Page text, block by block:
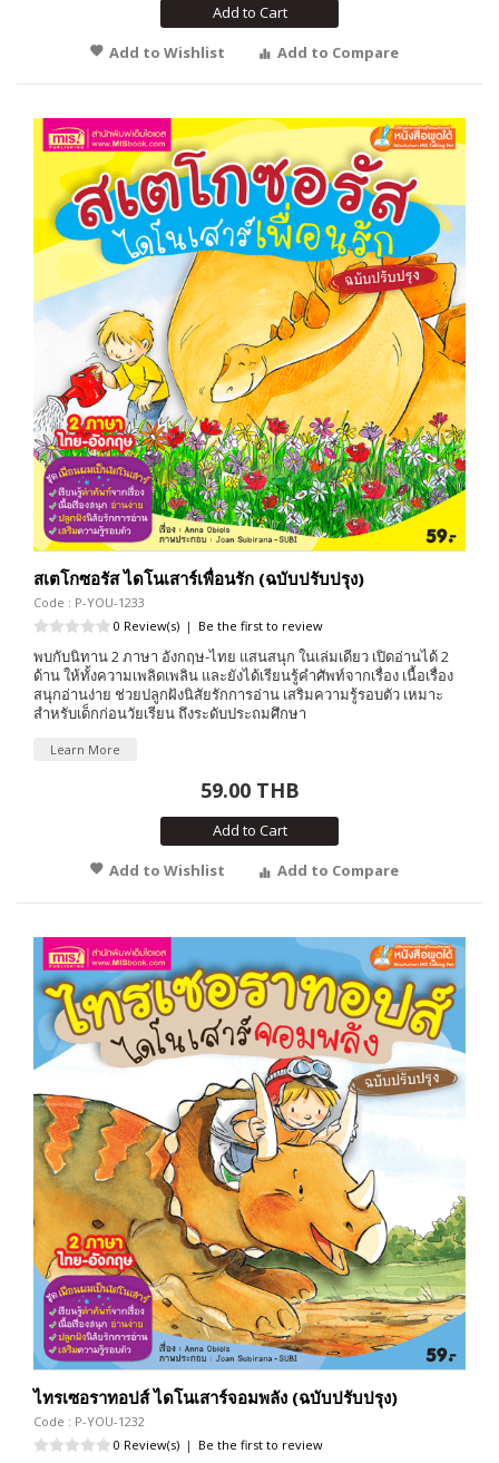
Add to Cart
Add to Wishlist
Add to Compare
สเตโกซอรัส ไดโนเสาร์เพื่อนรัก (ฉบับปรับปรุง)
Code : P-YOU-1233
0 Review(s) | Be the first to review
พบกับนิทาน 2 ภาษา อังกฤษ-ไทย แสนสนุก ในเล่มเดียว เปิดอ่านได้ 2
ด้าน ให้ทั้งความเพลิดเพลิน และยังได้เรียนรู้คำศัพท์จากเรื่อง เนื้อเรื่อง
สนุกอ่านง่าย ช่วยปลูกฝังนิสัยรักการอ่าน เสริมความรู้รอบตัว เหมาะ
สำหรับเด็กก่อนวัยเรียน ถึงระดับประถมศึกษา
Learn More
59.00 THB
Add to Cart
Add to Wishlist
Add to Compare
ไทรเซอราทอปส์ ไดโนเสาร์จอมพลัง (ฉบับปรับปรุง)
Code : P-YOU-1232
0 Review(s) | Be the first to review